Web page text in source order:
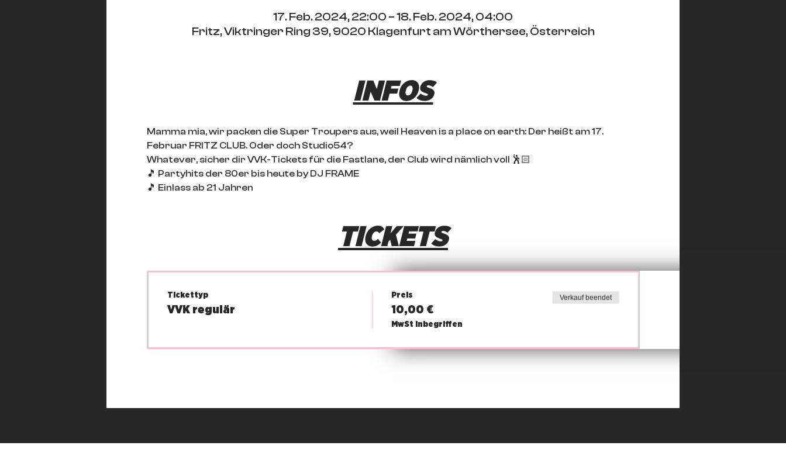
17. Feb. 2024, 22:00 – 18. Feb. 2024, 04:00
Fritz, Viktringer Ring 39, 9020 Klagenfurt am Wörthersee, Österreich
INFOS
Mamma mia, wir packen die Super Troupers aus, weil Heaven is a place on earth: Der heißt am 17.
Februar FRITZ CLUB. Oder doch Studio54?
Whatever, sicher dir VVK-Tickets für die Fastlane, der Club wird nämlich voll 🕺🏻
🎵 Partyhits der 80er bis heute by DJ FRAME
🎵 Einlass ab 21 Jahren
TICKETS
Tickettyp
VVK regulär
Preis
10,00 €
MwSt inbegriffen
Verkauf beendet